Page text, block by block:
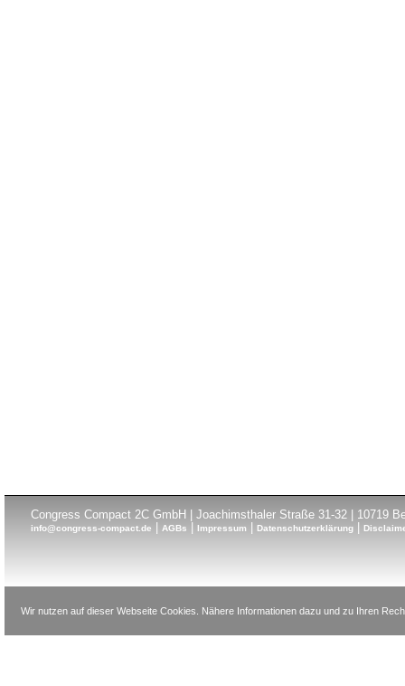
Congress Compact 2C GmbH | Joachimsthaler Straße 31-32 | 10719
info@congress-compact.de |AGBs |Impressum |Datenschutzerklärung |
Wir nutzen auf dieser Webseite Cookies. Nähere Informationen dazu und zu Ihren